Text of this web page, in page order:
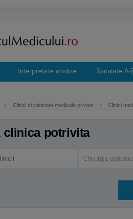
Interpretare analize Sanatate A-
› Clinici si cabinete medicale private › Clinici
clinica potrivita
Chirurgie